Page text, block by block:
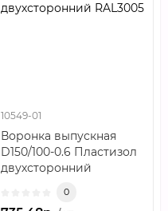
двухсторонний RAL3005
10549-01
Воронка выпускная
D150/100-0.6 Пластизол
двухсторонний
0